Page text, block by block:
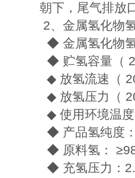
朝下，尾气排放
2、金属氢化物
◆ 金属氢化物
◆ 贮氢容量（
◆ 放氢流速（
◆ 放氢压力（
◆ 使用环境温
◆ 产品氢纯度
◆ 原料氢：
◆ 充氢压力：